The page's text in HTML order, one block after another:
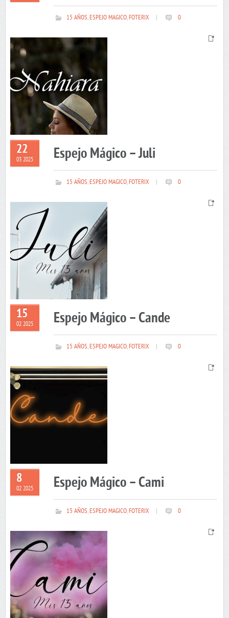
15 AÑOS,ESPEJO MAGICO,FOTERIX 0
22
03 2025 Espejo Mágico – Juli
15 AÑOS,ESPEJO MAGICO,FOTERIX 0
15
02 2025 Espejo Mágico – Cande
15 AÑOS,ESPEJO MAGICO,FOTERIX 0
8
02 2025 Espejo Mágico – Cami
15 AÑOS,ESPEJO MAGICO,FOTERIX 0